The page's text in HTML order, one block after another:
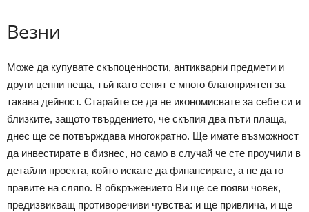
Везни
Може да купувате скъпоценности, антикварни предмети и
други ценни неща, тъй като сенят е много благоприятен за
такава дейност. Старайте се да не икономисвате за себе си и
близките, защото твърдението, че скъпия два пъти плаща,
днес ще се потвърждава многократно. Ще имате възможност
да инвестирате в бизнес, но само в случай че сте проучили в
детайли проекта, който искате да финансирате, а не да го
правите на сляпо. В обкръжението Ви ще се появи човек,
предизвикващ противоречиви чувства: и ще привлича, и ще